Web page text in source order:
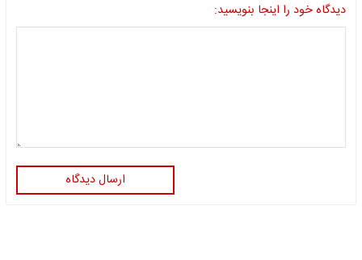
دیدگاه خود را اینجا بنویسید:
ارسال دیدگاه